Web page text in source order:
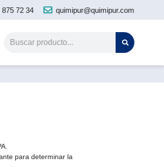
875 72 34 quimipur@quimipur.com
para determinar la